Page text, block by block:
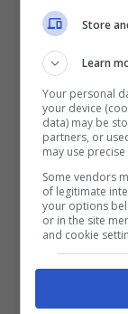
Rifare
Lega
abbiamo
consiglio
ci ha
sindaco
alcuna
Se
Store
Learn
Your personal
your device
data) may be
partners, or
may use
Some vendors
of legitimate
your options
or in the site
and cookie